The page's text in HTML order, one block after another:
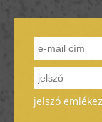
jelszó